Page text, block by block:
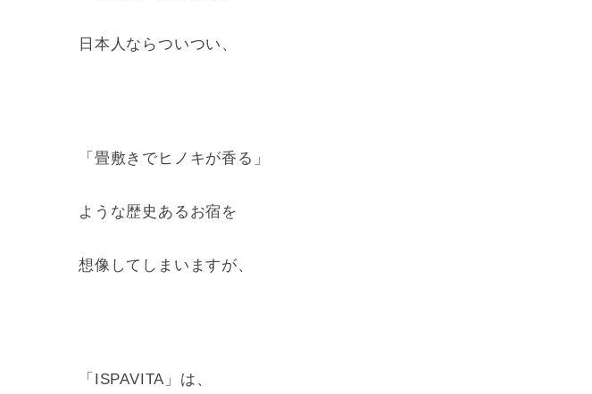
日本人ならついつい、
「畳敷きでヒノキが香る」
ような歴史あるお宿を
想像してしまいますが、
「ISPAVITA」は、